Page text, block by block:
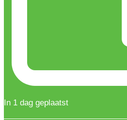
In 1 dag geplaatst